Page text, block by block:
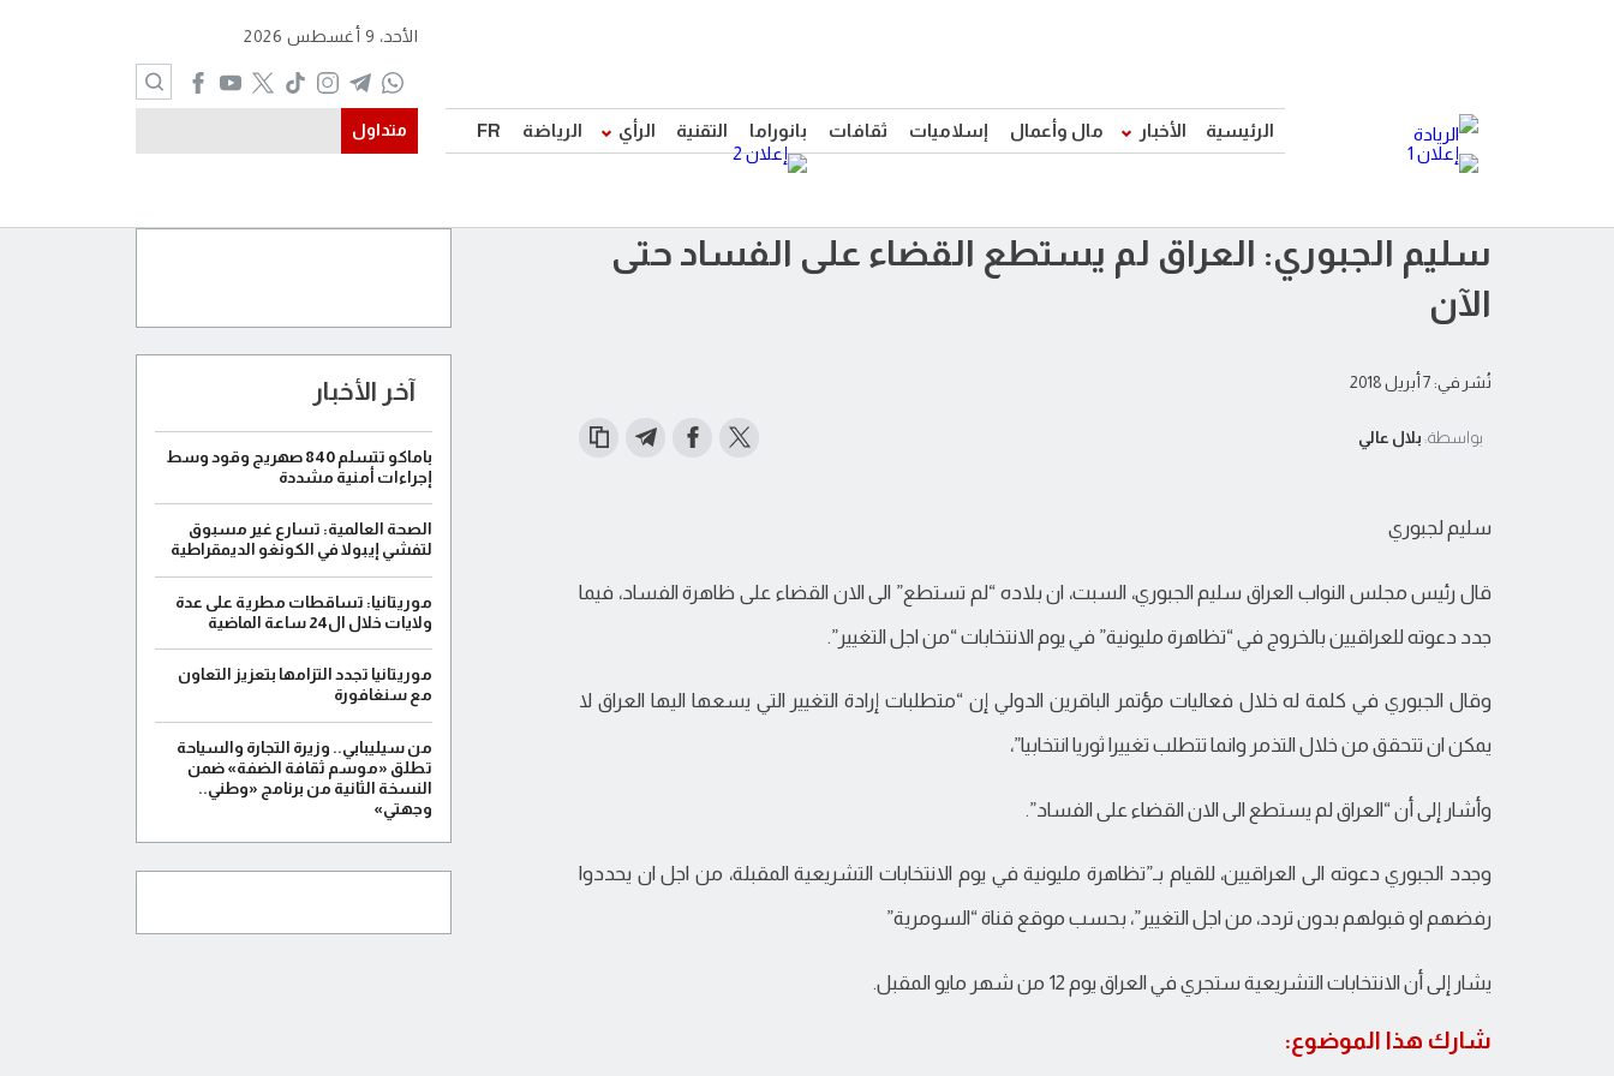
الرئيسية الأخبار مال وأعمال إسلاميات ثقافات بانوراما التقنية الرأي الرياضة FR
الأحد، 9 أغسطس 2026
متداول
سليم الجبوري: العراق لم يستطع القضاء على الفساد حتى
الآن
نُشر في: 7 أبريل 2018
بواسطة: بلال عالي
سليم لجبوري
قال رئيس مجلس النواب العراق سليم الجبوري، السبت، ان بلاده “لم تستطع” الى الان القضاء على ظاهرة الفساد، فيما
جدد دعوته للعراقيين بالخروج في “تظاهرة مليونية” في يوم الانتخابات “من اجل التغيير”.
وقال الجبوري في كلمة له خلال فعاليات مؤتمر الباقرين الدولي إن “متطلبات إرادة التغيير التي يسعها اليها العراق لا
يمكن ان تتحقق من خلال التذمر وانما تتطلب تغييرا ثوريا انتخابيا”،
وأشار إلى أن “العراق لم يستطع الى الان القضاء على الفساد”.
وجدد الجبوري دعوته الى العراقيين، للقيام بـ”تظاهرة مليونية في يوم الانتخابات التشريعية المقبلة، من اجل ان يحددوا
رفضهم او قبولهم بدون تردد، من اجل التغيير”، بحسب موقع قناة “السومرية”
يشار إلى أن الانتخابات التشريعية ستجري في العراق يوم 12 من شهر مايو المقبل.
شارك هذا الموضوع:
آخر الأخبار
باماكو تتسلم 840 صهريج وقود وسط
إجراءات أمنية مشددة
الصحة العالمية: تسارع غير مسبوق
لتفشي إيبولا في الكونغو الديمقراطية
موريتانيا: تساقطات مطرية على عدة
ولايات خلال ال24 ساعة الماضية
موريتانيا تجدد التزامها بتعزيز التعاون
مع سنغافورة
من سيليبابي.. وزيرة التجارة والسياحة
تطلق «موسم ثقافة الضفة» ضمن
النسخة الثانية من برنامج «وطني..
وجهتي»